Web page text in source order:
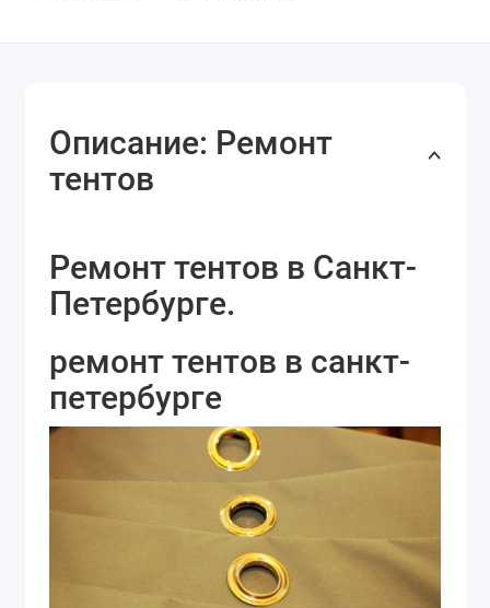
Описание: Ремонт
тентов
Ремонт тентов в Санкт-
Петербурге.
ремонт тентов в санкт-
петербурге